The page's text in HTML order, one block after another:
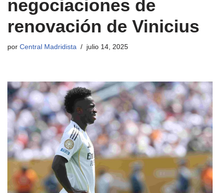
negociaciones de
renovación de Vinicius
por Central Madridista julio 14, 2025